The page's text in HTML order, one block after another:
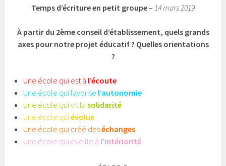
?
Une école qui est àl’écoute
Une école qui favorise l’autonomie
solidarité
Une école qui créé deséchanges
Une école qui éveille àl’intériorité
ÉTAPE 7